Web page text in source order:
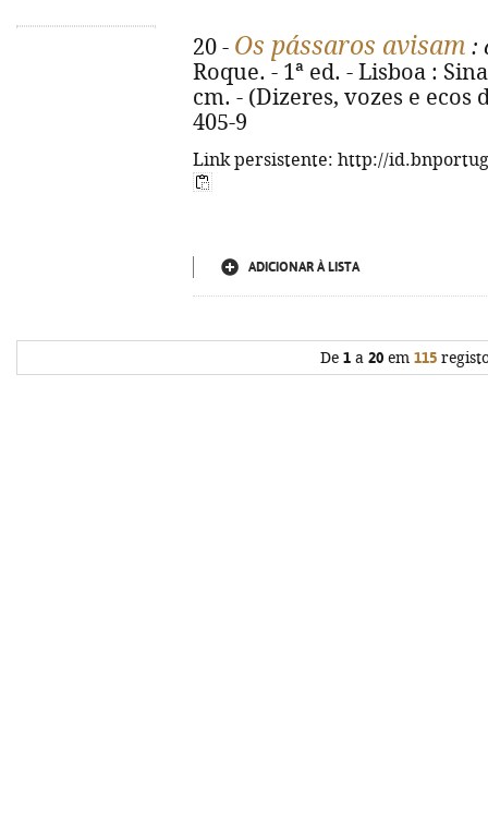
20 - Os pássaros avisam :
Roque. - 1ª ed. - Lisboa :
cm. - (Dizeres, vozes e ecos
405-9
Link persistente: http://
ADICIONAR À LISTA
De 1 a 20 em 115